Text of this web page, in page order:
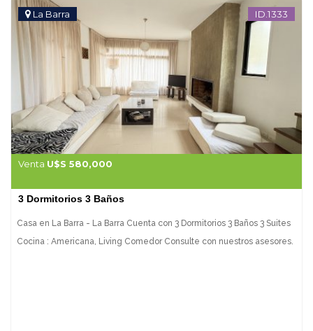
- T.V. - Placard en dormitorios - Placard en cocina - Placard en cocina
- Placard en dormitorio - Terreno : 672 m2 Edificado : 234 m2 Consulte
con nuestros asesores.
La Barra ID.1333
Venta U$S 580,000
3 Dormitorios 3 Baños
Casa en La Barra - La Barra Cuenta con 3 Dormitorios 3 Baños 3 Suites
Cocina : Americana, Living Comedor Consulte con nuestros asesores.